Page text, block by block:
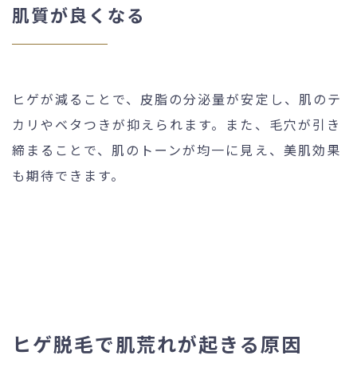
肌質が良くなる
ヒゲが減ることで、皮脂の分泌量が安定し、肌のテ
カリやベタつきが抑えられます。また、毛穴が引き
締まることで、肌のトーンが均一に見え、美肌効果
も期待できます。
ヒゲ脱毛で肌荒れが起きる原因